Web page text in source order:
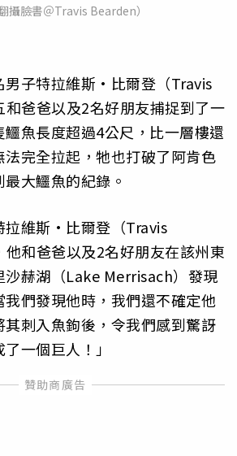
攝臉書＠Travis Bearden）
男子特拉維斯·比爾登（Travis
爸爸以及2名好朋友捕捉到了一
魚長度超過4公尺，比一層樓還
完全拉起，牠也打破了阿肯色
大鱷魚的紀錄。
拉維斯·比爾登（Travis
和爸爸以及2名好朋友在該州東
沙赫湖（Lake Merrisach）發現
們發現他時，我們還不確定他
刺入魚鉤後，令我們感到驚訝
一個巨人！」